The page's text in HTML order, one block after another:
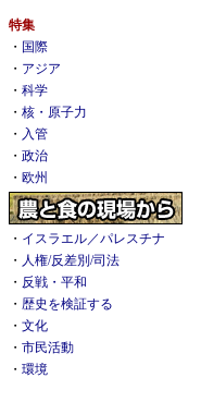
特集
・ 国際
・ アジア
・ 科学
・ 核・原子力
・ 入管
・ 政治
・ 欧州
・ イスラエル／パレスチナ
・ 人権/反差別/司法
・ 反戦・平和
・ 歴史を検証する
・ 文化
・ 市民活動
・ 環境